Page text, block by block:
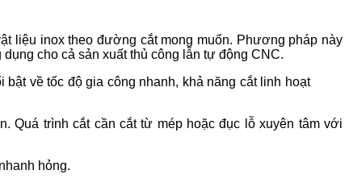
liệu inox theo đường cắt mong muốn. Phương pháp này
cho cả sản xuất thủ công lẫn tự động CNC.
về tốc độ gia công nhanh, khả năng cắt linh hoạt
Quá trình cắt cần cắt từ mép hoặc đục lỗ xuyên tâm với
hỏng.